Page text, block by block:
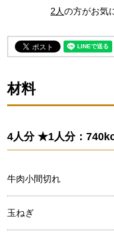
2人の方がお気
材料
4人分 ★1人分：
牛肉小間切れ
玉ねぎ